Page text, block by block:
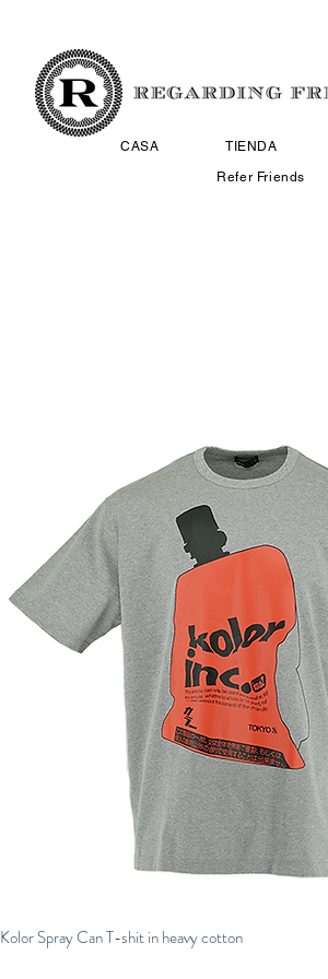
CASA TIENDA
Refer Friends
Kolor Spray Can T-shit in heavy cotton